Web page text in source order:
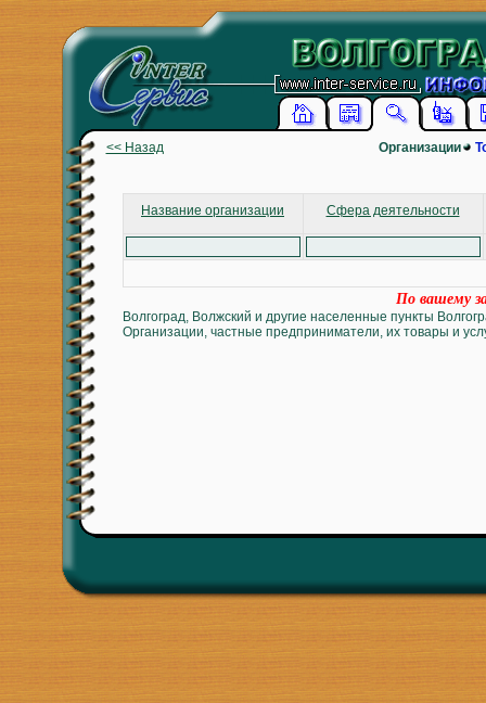
<< Назад Организации
Название организации Сфера деятельности
По вашему
Волгоград, Волжский и другие населенные пункты
Организации, частные предприниматели, их товары и